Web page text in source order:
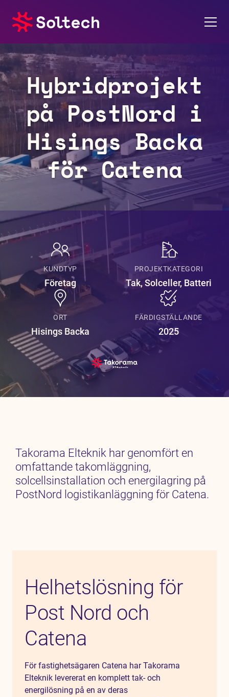
Karriär
Kontakt
Om oss
Pressrum
Tjänster
Referensprojekt
Investerare
Hybridprojekt
på PostNord i
Hisings Backa
för Catena
KUNDTYP
Företag
PROJEKTKATEGORI
Tak, Solceller, Batteri
ORT
Hisings Backa
FÄRDIGSTÄLLANDE
2025
Takorama Elteknik har genomfört en
omfattande takomläggning,
solcellsinstallation och energilagring på
PostNord logistikanläggning för Catena.
Helhetslösning för
Post Nord och
Catena
För fastighetsägaren Catena har Takorama
Elteknik levererat en komplett tak- och
energilösning på en av deras